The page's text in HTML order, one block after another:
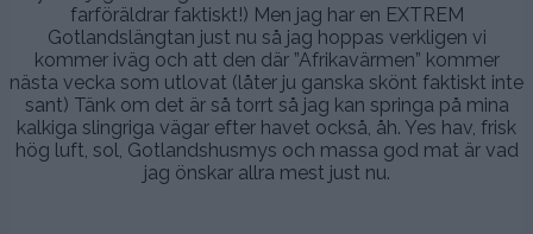
farföräldrar faktiskt!) Men jag har en EXTREM
Gotlandslängtan just nu så jag hoppas verkligen vi
kommer iväg och att den där ”Afrikavärmen” kommer
nästa vecka som utlovat (låter ju ganska skönt faktiskt inte
sant) Tänk om det är så torrt så jag kan springa på mina
kalkiga slingriga vägar efter havet också, åh. Yes hav, frisk
hög luft, sol, Gotlandshusmys och massa god mat är vad
jag önskar allra mest just nu.